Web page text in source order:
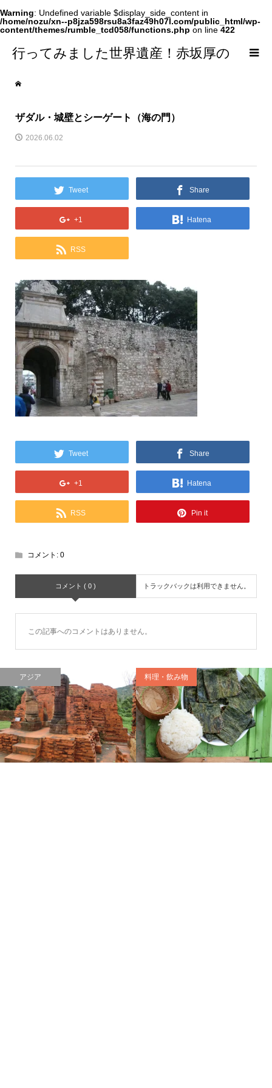
Warning: Undefined variable $display_side_content in
/home/nozu/xn--p8jza598rsu8a3faz49h07l.com/public_html/wp-
content/themes/rumble_tcd058/functions.php on line 422
行ってみました世界遺産！赤坂厚の
world Heritage
ザダル・城壁とシーゲート（海の門）
2026.06.02
Tweet Share
+1 Hatena
RSS
Tweet Share
+1 Hatena
RSS Pin it
コメント: 0
コメント ( 0 ) トラックバックは利用できません。
この記事へのコメントはありません。
アジア 料理・飲み物